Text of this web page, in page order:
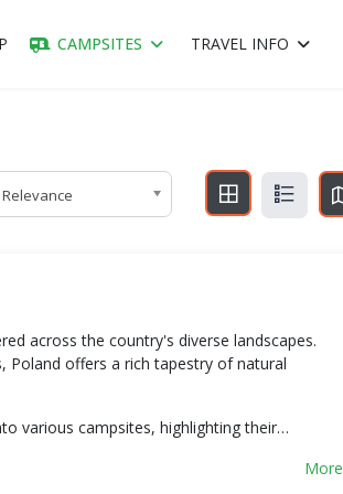
CAMPSITES TRAVEL INFO
Relevance
across the country's diverse landscapes.
Poland offers a rich tapestry of natural
various campsites, highlighting their…
More